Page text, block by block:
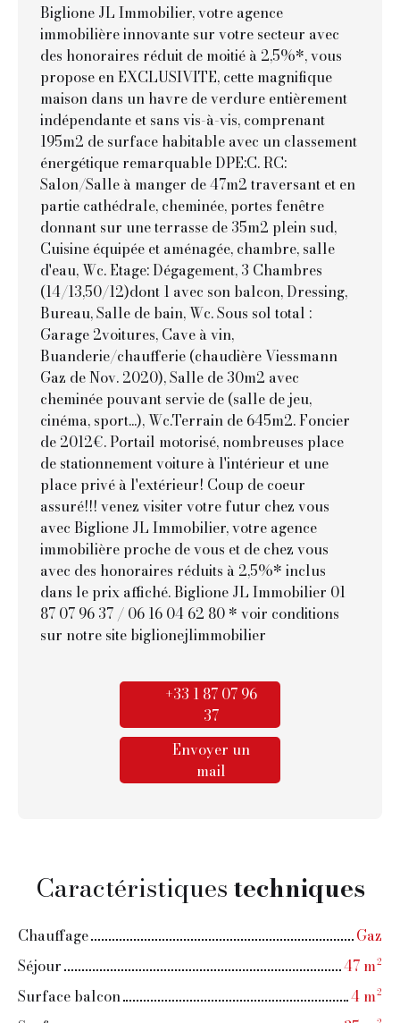
Biglione JL Immobilier, votre agence
immobilière innovante sur votre secteur avec
des honoraires réduit de moitié à 2,5%*, vous
propose en EXCLUSIVITE, cette magnifique
maison dans un havre de verdure entièrement
indépendante et sans vis-à-vis, comprenant
195m2 de surface habitable avec un classement
énergétique remarquable DPE:C. RC:
Salon/Salle à manger de 47m2 traversant et en
partie cathédrale, cheminée, portes fenêtre
donnant sur une terrasse de 35m2 plein sud,
Cuisine équipée et aménagée, chambre, salle
d'eau, Wc. Etage: Dégagement, 3 Chambres
(14/13,50/12)dont 1 avec son balcon, Dressing,
Bureau, Salle de bain, Wc. Sous sol total :
Garage 2voitures, Cave à vin,
Buanderie/chaufferie (chaudière Viessmann
Gaz de Nov. 2020), Salle de 30m2 avec
cheminée pouvant servie de (salle de jeu,
cinéma, sport...), Wc.Terrain de 645m2. Foncier
de 2012€. Portail motorisé, nombreuses place
de stationnement voiture à l'intérieur et une
place privé à l'extérieur! Coup de coeur
assuré!!! venez visiter votre futur chez vous
avec Biglione JL Immobilier, votre agence
immobilière proche de vous et de chez vous
avec des honoraires réduits à 2,5%* inclus
dans le prix affiché. Biglione JL Immobilier 01
87 07 96 37 / 06 16 04 62 80 * voir conditions
sur notre site biglionejlimmobilier
+33 1 87 07 96
37
Envoyer un
mail
Caractéristiquestechniques
Chauffage
Gaz
Séjour
47 m²
Surface balcon
4 m²